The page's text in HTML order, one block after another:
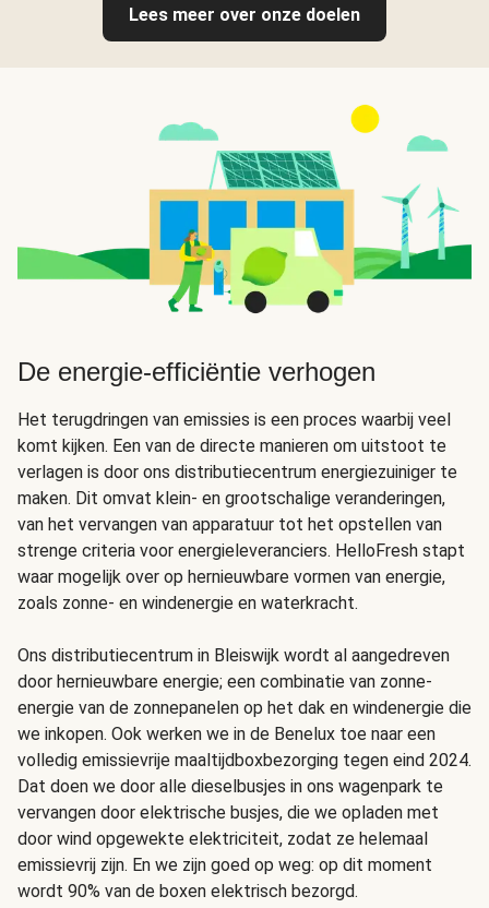
Lees meer over onze doelen
De energie-efficiëntie verhogen
Het terugdringen van emissies is een proces waarbij veel
komt kijken. Een van de directe manieren om uitstoot te
verlagen is door ons distributiecentrum energiezuiniger te
maken. Dit omvat klein- en grootschalige veranderingen,
van het vervangen van apparatuur tot het opstellen van
strenge criteria voor energieleveranciers. HelloFresh stapt
waar mogelijk over op hernieuwbare vormen van energie,
zoals zonne- en windenergie en waterkracht.
Ons distributiecentrum in Bleiswijk wordt al aangedreven
door hernieuwbare energie; een combinatie van zonne-
energie van de zonnepanelen op het dak en windenergie die
we inkopen. Ook werken we in de Benelux toe naar een
volledig emissievrije maaltijdboxbezorging tegen eind 2024.
Dat doen we door alle dieselbusjes in ons wagenpark te
vervangen door elektrische busjes, die we opladen met
door wind opgewekte elektriciteit, zodat ze helemaal
emissievrij zijn. En we zijn goed op weg: op dit moment
wordt 90% van de boxen elektrisch bezorgd.